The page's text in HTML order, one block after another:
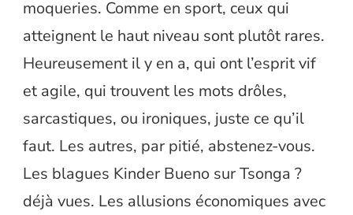
moqueries. Comme en sport, ceux qui
atteignent le haut niveau sont plutôt rares.
Heureusement il y en a, qui ont l’esprit vif
et agile, qui trouvent les mots drôles,
sarcastiques, ou ironiques, juste ce qu’il
faut. Les autres, par pitié, abstenez-vous.
Les blagues Kinder Bueno sur Tsonga ?
déjà vues. Les allusions économiques avec